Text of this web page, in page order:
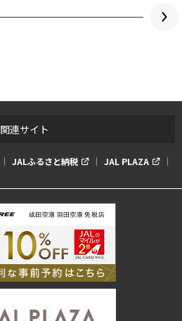
関連サイト
JALふるさと納税 JAL PLAZA